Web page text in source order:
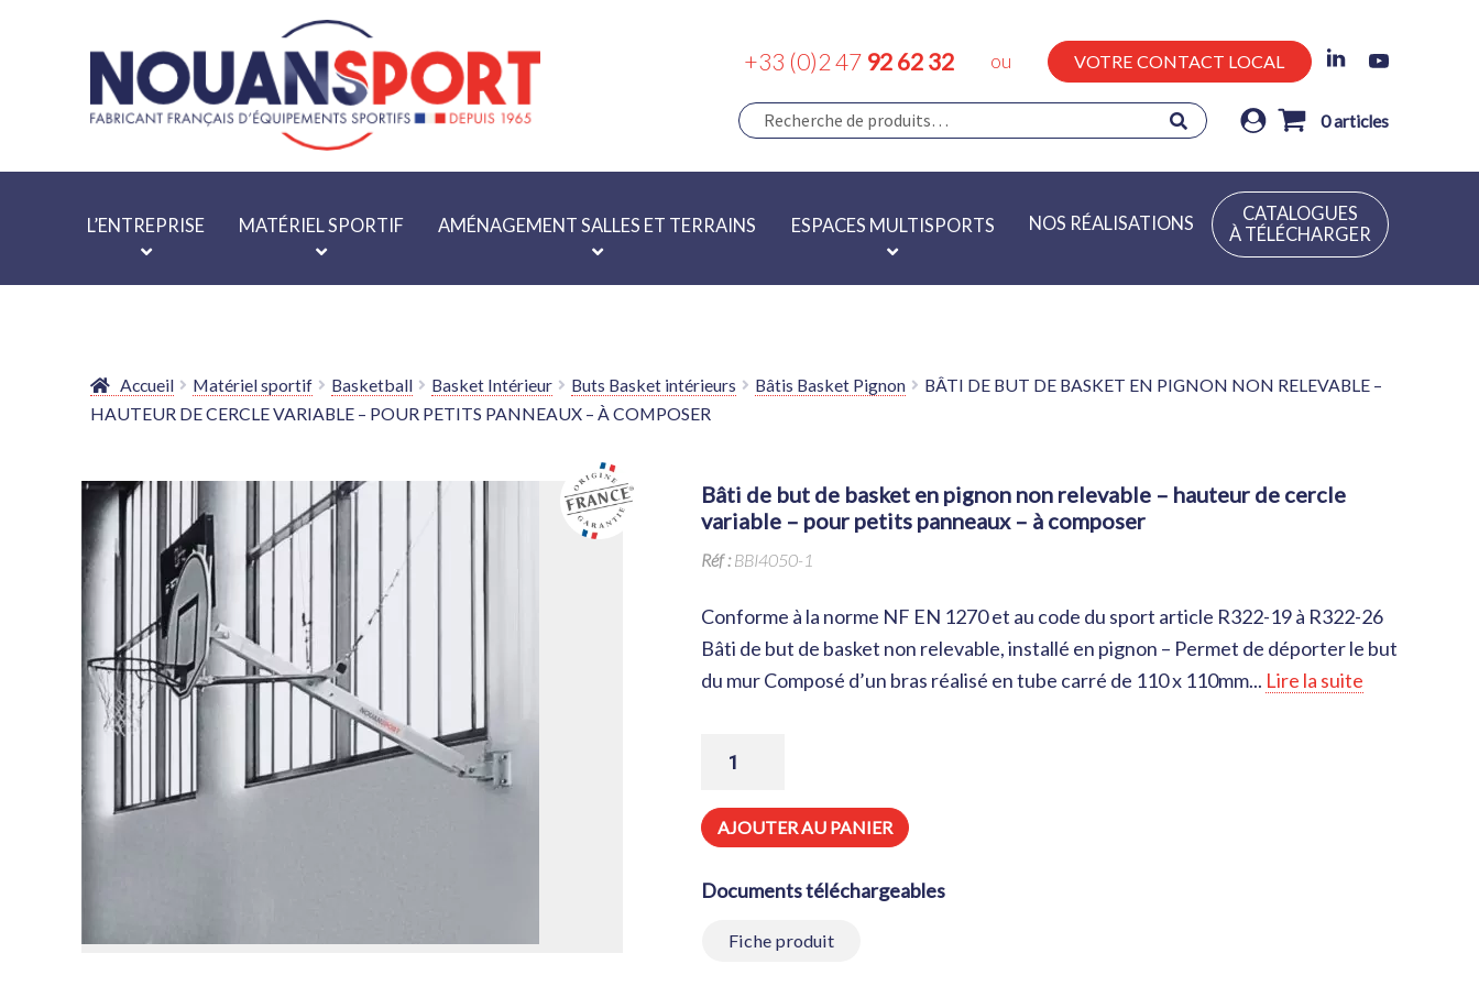
Aller
la
Aller
contenu
+33 (0)2 47 92 62 32 ou VOTRE CONTACT LOCAL
RECHERCHE
POUR :
RECHERCHE 0articles
L’ENTREPRISE MATÉRIEL SPORTIF AMÉNAGEMENT SALLES ET TERRAINS ESPACES MULTISPORTS NOS RÉALISATIONS
CATALOGUES
À TÉLÉCHARGER
Accueil Matériel sportif Basketball Basket Intérieur Buts Basket intérieurs Bâtis Basket Pignon
BÂTI DE BUT DE BASKET EN PIGNON NON RELEVABLE –
HAUTEUR DE CERCLE VARIABLE – POUR PETITS PANNEAUX – À COMPOSER
bâti de but de basket en pignon non relevable – hauteur de cercle
variable – pour petits panneaux – à composer
Réf :BBI4050-1
Conforme à la norme NF EN 1270 et au code du sport article R322-19 à R322-26
Bâti de but de basket non relevable, installé en pignon – Permet de déporter le but
du mur Composé d’un bras réalisé en tube carré de 110 x 110mm... Lire la suite
BUT
DE
PIGNON
AJOUTER AU PANIER
Documents téléchargeables
Fiche produit